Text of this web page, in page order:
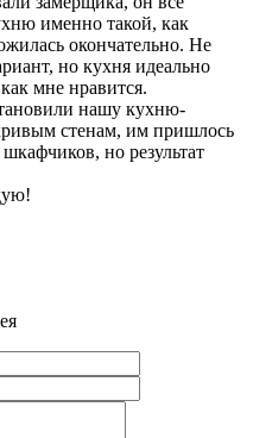
именно такой, как
окончательно. Не
но кухня идеально
мне нравится.
нашу кухню-
стенам, им пришлось
но результат